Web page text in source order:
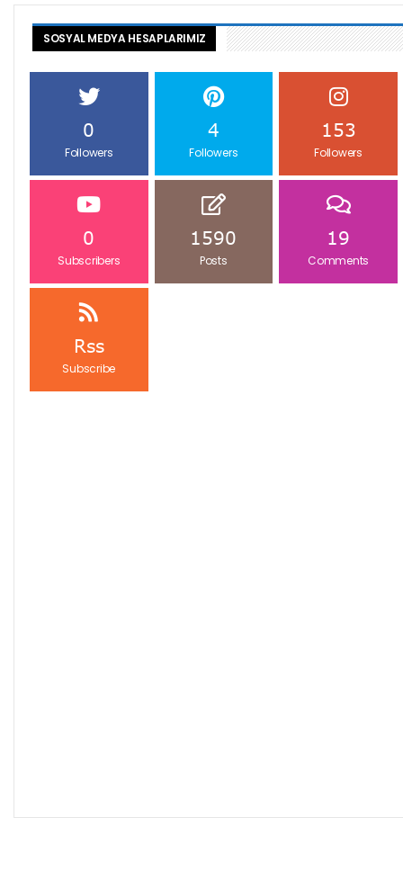
SOSYAL MEDYA HESAPLARIMIZ
0
Followers
4
Followers
153
Followers
0
Subscribers
1590
Posts
19
Comments
Rss
Subscribe